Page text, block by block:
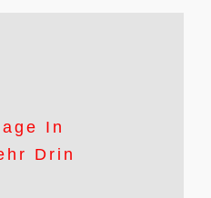
In
Drin